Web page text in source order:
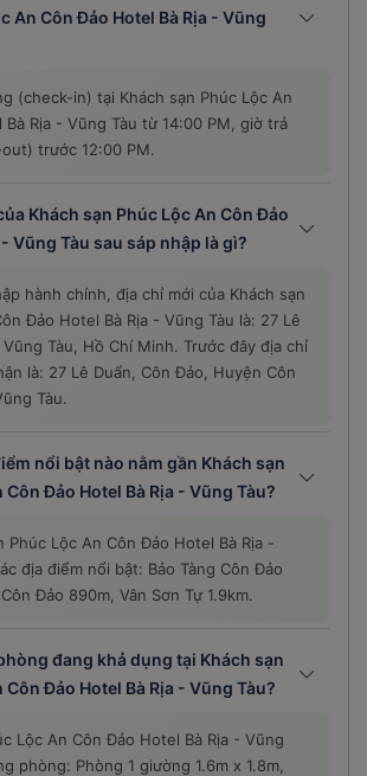
An Côn Đảo Hotel Bà Rịa - Vũng
(check-in) tại Khách sạn Phúc Lộc An
Rịa - Vũng Tàu từ 14:00 PM, giờ trả
trước 12:00 PM.
Khách sạn Phúc Lộc An Côn Đảo
- Vũng Tàu sau sáp nhập là gì?
hành chính, địa chỉ mới của Khách sạn
Đảo Hotel Bà Rịa - Vũng Tàu là: 27 Lê
Tàu, Hồ Chí Minh. Trước đây địa chỉ
là: 27 Lê Duẩn, Côn Đảo, Huyện Côn
Tàu.
nổi bật nào nằm gần Khách sạn
Côn Đảo Hotel Bà Rịa - Vũng Tàu?
Phúc Lộc An Côn Đảo Hotel Bà Rịa -
địa điểm nổi bật: Bảo Tàng Côn Đảo
Đảo 890m, Vân Sơn Tự 1.9km.
đang khả dụng tại Khách sạn
Côn Đảo Hotel Bà Rịa - Vũng Tàu?
Lộc An Côn Đảo Hotel Bà Rịa - Vũng
phòng: Phòng 1 giường 1.6m x 1.8m,